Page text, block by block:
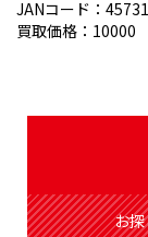
買取お申し込
ASSESSMENT
JANコード：
買取価格：10000
お